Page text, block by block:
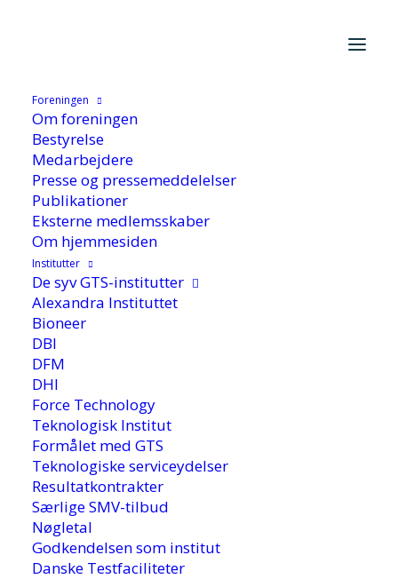
Foreningen
Om foreningen
Bestyrelse
Medarbejdere
Presse og pressemeddelelser
Publikationer
Eksterne medlemsskaber
Om hjemmesiden
Institutter
De syv GTS-institutter
Alexandra Instituttet
Bioneer
DBI
DFM
DHI
Force Technology
Teknologisk Institut
Formålet med GTS
Teknologiske serviceydelser
Resultatkontrakter
Særlige SMV-tilbud
Nøgletal
Godkendelsen som institut
Danske Testfaciliteter
Hjem /Aktuelt/Debat og høringssvar
bruge forskningsreserven strategisk – ikke bare tænke “køb,
køb, køb”
Vi bør bruge
forskningsreserven
strategisk – ikke bare
tænke "køb, køb, køb"